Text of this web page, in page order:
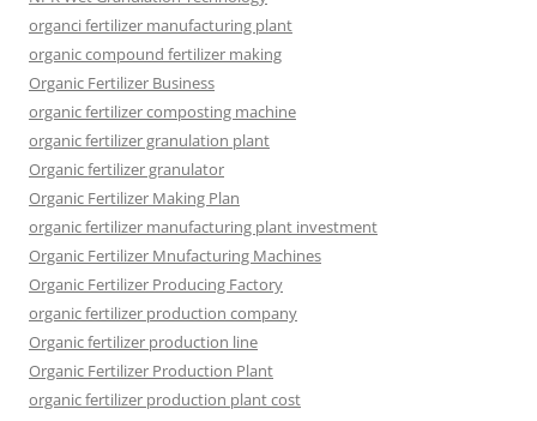
organci fertilizer manufacturing plant
organic compound fertilizer making
Organic Fertilizer Business
organic fertilizer composting machine
organic fertilizer granulation plant
Organic fertilizer granulator
Organic Fertilizer Making Plan
organic fertilizer manufacturing plant investment
Organic Fertilizer Mnufacturing Machines
Organic Fertilizer Producing Factory
organic fertilizer production company
Organic fertilizer production line
Organic Fertilizer Production Plant
organic fertilizer production plant cost